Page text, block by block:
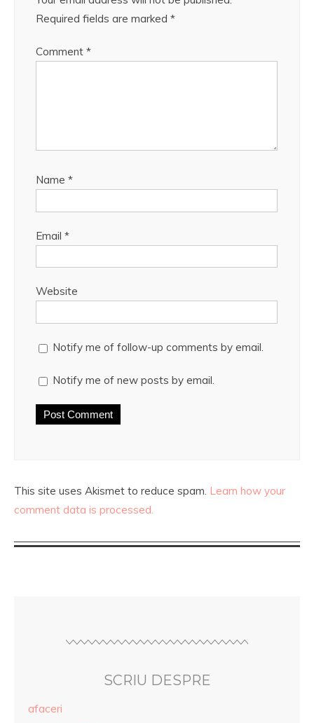
Required fields are marked *
Comment *
Name *
Email *
Website
Notify me of follow-up comments by email.
Notify me of new posts by email.
This site uses Akismet to reduce spam. Learn how your
comment data is processed.
SCRIU DESPRE
afaceri